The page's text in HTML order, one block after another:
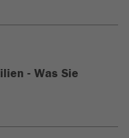
- Was Sie